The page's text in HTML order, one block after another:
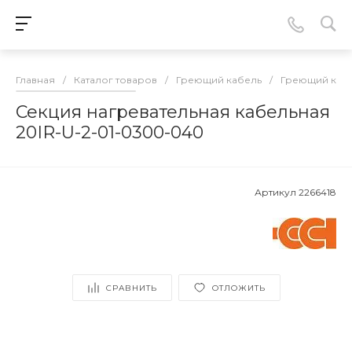
Главная / Каталог товаров / Греющий кабель / Греющий
Секция нагревательная кабельная
20IR-U-2-01-0300-040
Артикул 2266418
СРАВНИТЬ ОТЛОЖИТЬ